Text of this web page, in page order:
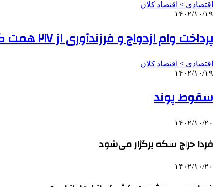
اقتصادی > اقتصاد کلان
۱۴۰۲/۱۰/۱۹
پرداخت وام ازدواج و فرزندآوری از ۲۱۷ همت گذشت/ پرداخت تسهیلات به بیش از یک میلیون نفر از متقاضیان
اقتصادی > اقتصاد کلان
۱۴۰۲/۱۰/۱۹
سقوط پوند
۱۴۰۲/۱۰/۲۰
فردا حراج سکه برگزار می‌شود
۱۴۰۲/۱۰/۲۰